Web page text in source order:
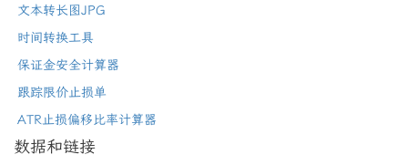
文本转长图JPG
时间转换工具
保证金安全计算器
跟踪限价止损单
ATR止损偏移比率计算器
数据和链接